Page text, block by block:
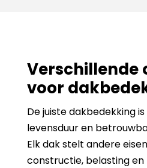
Verschillende
voor
De juiste dakbedekking
levensduur en
Elk dak stelt andere
constructie, belasting